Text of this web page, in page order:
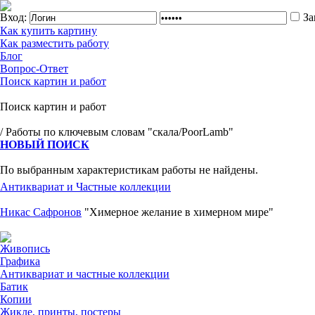
Вход:
Как купить картину
Как разместить работу
Блог
Вопрос-Ответ
Поиск картин и работ
Поиск картин и работ
/ Работы по ключевым словам "скала/PoorLamb"
НОВЫЙ ПОИСК
По выбранным характеристикам работы не найдены.
Антиквариат и Частные коллекции
Никас Сафронов "Химерное желание в химерном мире"
Живопись
Графика
Антиквариат и частные коллекции
Батик
Копии
Жикле, принты, постеры